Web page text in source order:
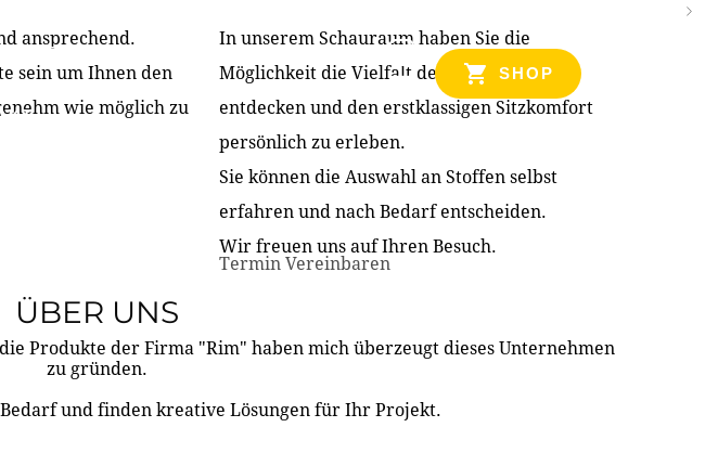
PARTNER & REFERENZEN
SHOP
ansprechend.
sein um Ihnen den
wie möglich zu
In unserem Schauraum haben Sie die
Möglichkeit die Vielfalt der Produkte zu
entdecken und den erstklassigen Sitzkomfort
persönlich zu erleben.
Sie können die Auswahl an Stoffen selbst
erfahren und nach Bedarf entscheiden.
Wir freuen uns auf Ihren Besuch.
Termin Vereinbaren
ÜBER UNS
Produkte der Firma "Rim" haben mich überzeugt dieses Unternehmen
zu gründen.
und finden kreative Lösungen für Ihr Projekt.